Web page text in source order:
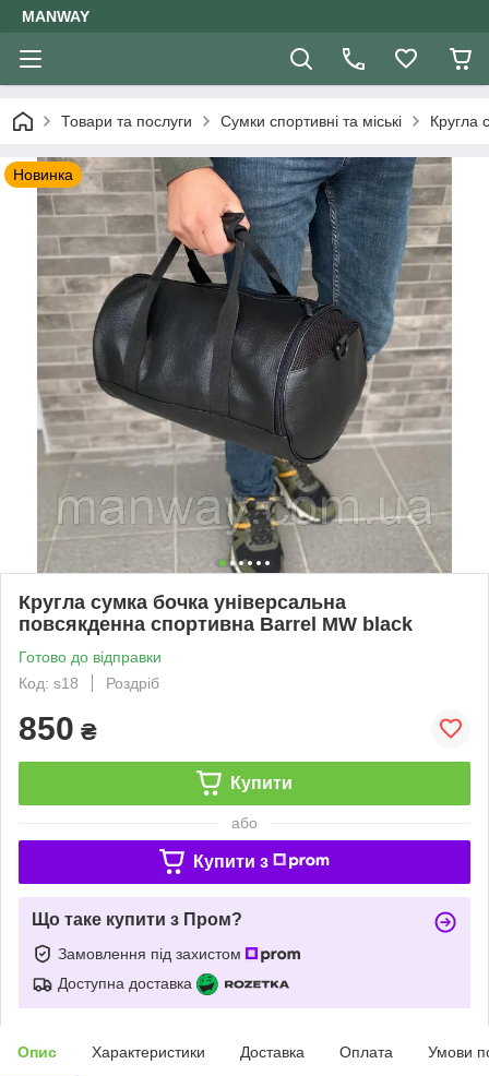
MANWAY
Товари та послуги Сумки спортивні та міські Кругла
Новинка
Кругла сумка бочка універсальна
повсякденна спортивна Barrel MW black
Готово до відправки
Код: s18
Роздріб
850 ₴
Купити
або
Купити з
Що таке купити з Пром?
Замовлення під захистом
Доступна доставка
Опис Характеристики Доставка Оплата Умови